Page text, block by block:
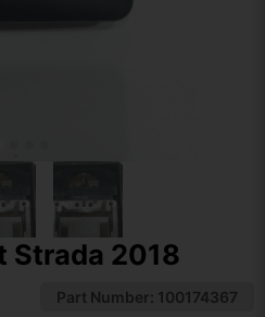
Strada 2018
Part Number: 100174367